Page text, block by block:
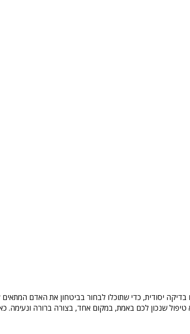
יסודית, כדי שתוכלו לבחור בביטחון את האדם
שנכון לכם באמת, במקום אחד, בצורה ברורה ונעימה.